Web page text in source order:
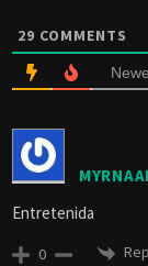
29 COMMENTS
Entretenida
0